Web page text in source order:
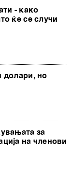
- како
ќе се случи
долари, но
за
на членови